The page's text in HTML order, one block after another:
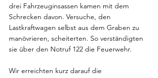
drei Fahrzeuginsassen kamen mit dem
Schrecken davon. Versuche, den
Lastkraftwagen selbst aus dem Graben zu
manövrieren, scheiterten. So verständigten
sie über den Notruf 122 die Feuerwehr.
Wir erreichten kurz darauf die